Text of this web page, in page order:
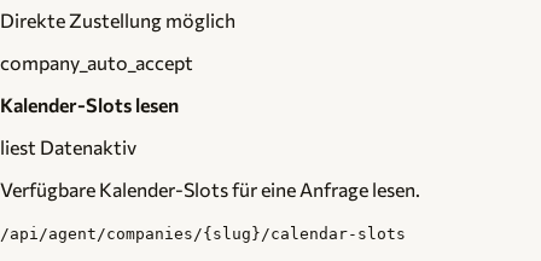
Direkte Zustellung möglich
company_auto_accept
Kalender-Slots lesen
liest Datenaktiv
Verfügbare Kalender-Slots für eine Anfrage lesen.
/api/agent/companies/{slug}/calendar-slots